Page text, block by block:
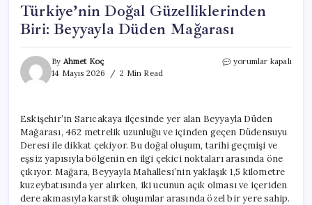
Türkiye’nin Doğal Güzelliklerinden
Biri: Beyyayla Düden Mağarası
By Ahmet Koç
14 Mayıs 2026
2 Min Read
Türkiye’nin
Düden
Mağarası
için
yorumlar kapalı
Eskişehir’in Sarıcakaya ilçesinde yer alan Beyyayla Düden
Mağarası, 462 metrelik uzunluğu ve içinden geçen Düdensuyu
Deresi ile dikkat çekiyor. Bu doğal oluşum, tarihi geçmişi ve
eşsiz yapısıyla bölgenin en ilgi çekici noktaları arasında öne
çıkıyor. Mağara, Beyyayla Mahallesi’nin yaklaşık 1,5 kilometre
kuzeybatısında yer alırken, iki ucunun açık olması ve içeriden
dere akmasıyla karstik oluşumlar arasında özel bir yere sahip.